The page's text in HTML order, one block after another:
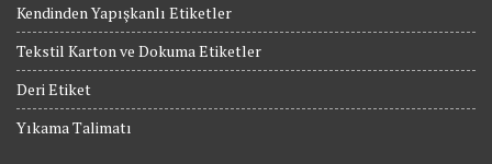
Kendinden Yapışkanlı Etiketler
Tekstil Karton ve Dokuma Etiketler
Deri Etiket
Yıkama Talimatı